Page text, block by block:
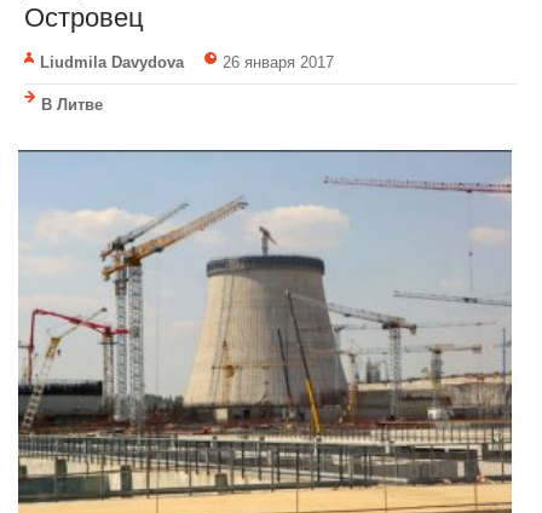
Островец
Liudmila Davydova 26 января 2017
В Литве